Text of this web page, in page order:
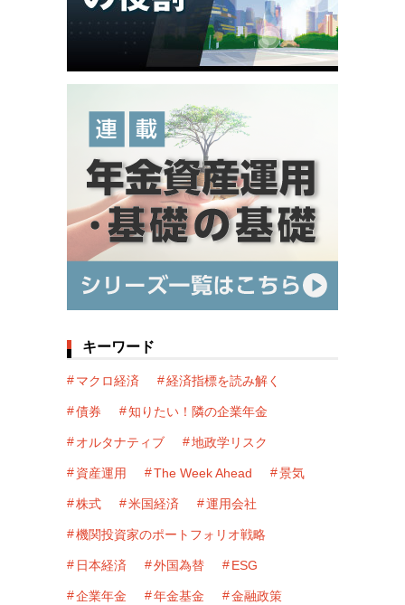
キーワード
マクロ経済 経済指標を読み解く
債券 知りたい！隣の企業年金
オルタナティブ 地政学リスク
資産運用 The Week Ahead 景気
株式 米国経済 運用会社
機関投資家のポートフォリオ戦略
日本経済 外国為替 ESG
企業年金 年金基金 金融政策